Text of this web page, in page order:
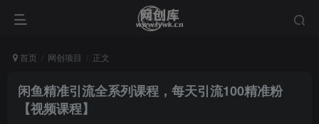
首页 网创项目 正文
闲鱼精准引流全系列课程，每天引流100精准粉
【视频课程】